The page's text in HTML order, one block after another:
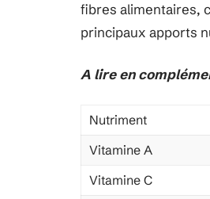
fibres alimentaires,
principaux apports
A lire en
Nutriment
Vitamine A
Vitamine C